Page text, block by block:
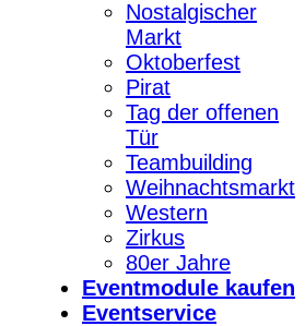
Nostalgischer
Markt
Oktoberfest
Pirat
Tag der offenen
Tür
Teambuilding
Weihnachtsmarkt
Western
Zirkus
80er Jahre
Eventmodule kaufen
Eventservice